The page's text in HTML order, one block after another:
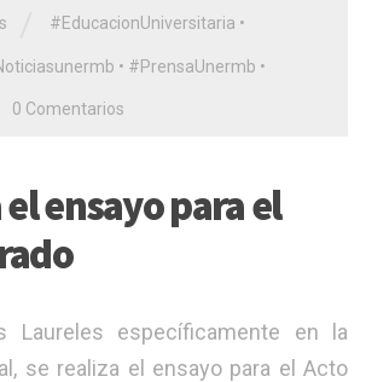
#EducacionUniversitaria •
• #PrensaUnermb •
0 Comentarios
ensayo para el
Laureles específicamente en la
se realiza el ensayo para el Acto